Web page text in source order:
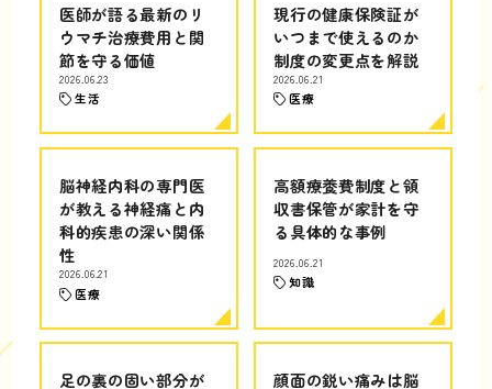
医師が語る最新のリ
ウマチ治療費用と関
節を守る価値
2026.06.23
生活
現行の健康保険証が
いつまで使えるのか
制度の変更点を解説
2026.06.21
医療
脳神経内科の専門医
が教える神経痛と内
科的疾患の深い関係
性
2026.06.21
医療
高額療養費制度と領
収書保管が家計を守
る具体的な事例
2026.06.21
知識
足の裏の固い部分が 顔面の鋭い痛みは脳